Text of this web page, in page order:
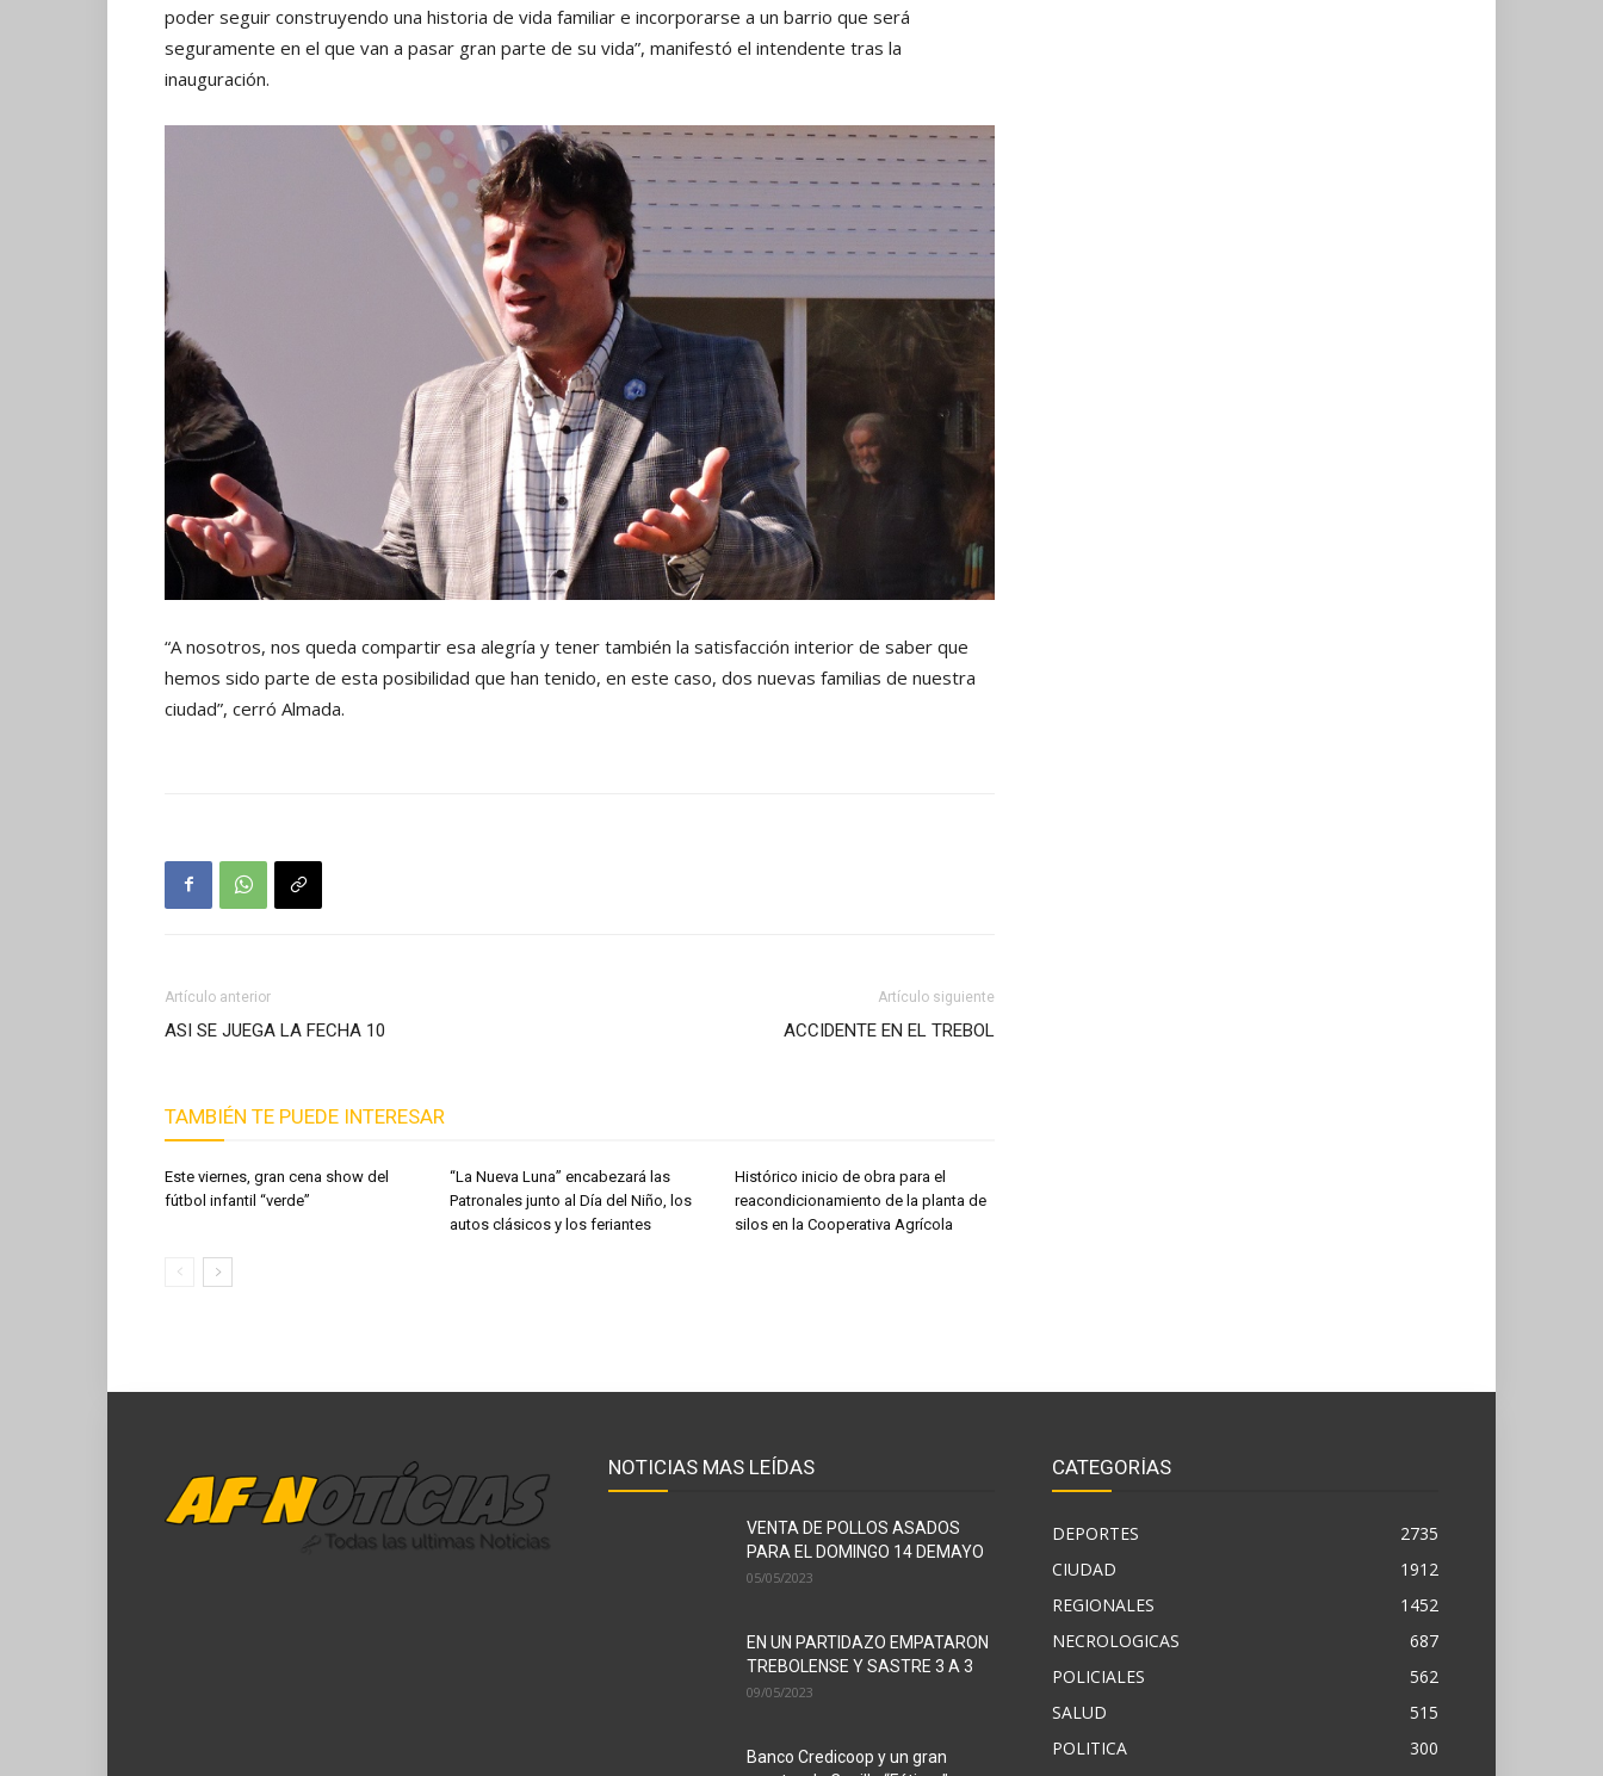
poder seguir construyendo una historia de vida familiar e incorporarse a un barrio que será
seguramente en el que van a pasar gran parte de su vida”, manifestó el intendente tras la
inauguración.
“A nosotros, nos queda compartir esa alegría y tener también la satisfacción interior de saber que
hemos sido parte de esta posibilidad que han tenido, en este caso, dos nuevas familias de nuestra
ciudad”, cerró Almada.
Artículo anterior
ASI SE JUEGA LA FECHA 10
Artículo siguiente
ACCIDENTE EN EL TREBOL
TAMBIÉN TE PUEDE INTERESAR
Este viernes, gran cena show del
fútbol infantil “verde”
“La Nueva Luna” encabezará las
Patronales junto al Día del Niño, los
autos clásicos y los feriantes
Histórico inicio de obra para el
reacondicionamiento de la planta de
silos en la Cooperativa Agrícola
NOTICIAS MAS LEÍDAS
VENTA DE POLLOS ASADOS
PARA EL DOMINGO 14 DEMAYO
05/05/2023
EN UN PARTIDAZO EMPATARON
TREBOLENSE Y SASTRE 3 A 3
09/05/2023
Banco Credicoop y un gran
CATEGORÍAS
DEPORTES
2735
CIUDAD
1912
REGIONALES
1452
NECROLOGICAS
687
POLICIALES
562
SALUD
515
POLITICA
300